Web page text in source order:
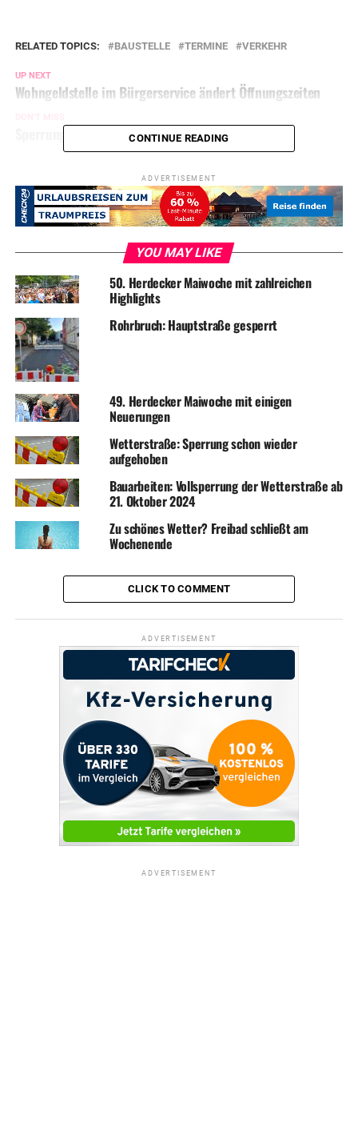
RELATED TOPICS: BAUSTELLE TERMINE VERKEHR
UP NEXT
Wohngeldstelle im Bürgerservice ändert Öffnungszeiten
Sperrung des Seeweges verlängert sich
CONTINUE READING
ADVERTISEMENT
YOU MAY LIKE
50. Herdecker Maiwoche mit zahlreichen
Highlights
Rohrbruch: Hauptstraße gesperrt
49. Herdecker Maiwoche mit einigen
Neuerungen
Wetterstraße: Sperrung schon wieder
aufgehoben
Bauarbeiten: Vollsperrung der Wetterstraße ab
21. Oktober 2024
Zu schönes Wetter? Freibad schließt am
Wochenende
CLICK TO COMMENT
ADVERTISEMENT
ADVERTISEMENT